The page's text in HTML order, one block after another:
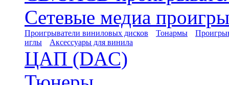
Сетевые медиа
Проигрыватели виниловых дисков Тонармы
иглы
Аксессуары для винила
ЦАП (DAC)